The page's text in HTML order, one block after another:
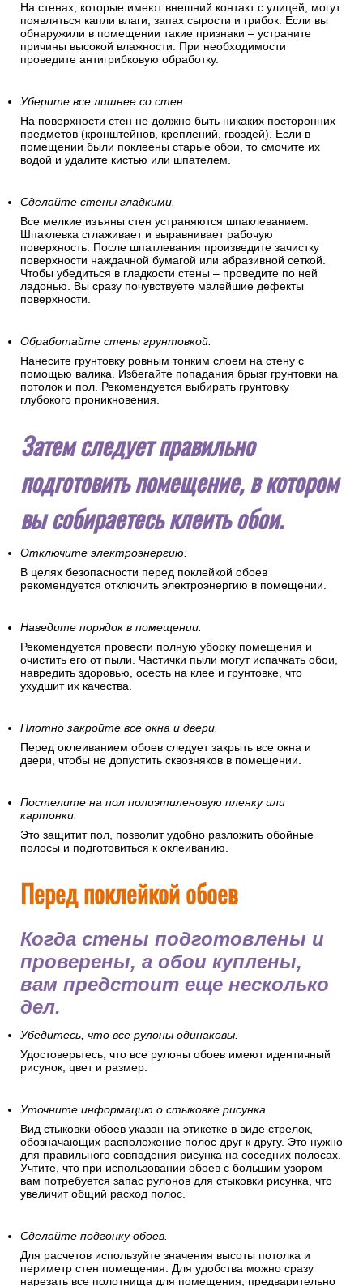
На стенах, которые имеют внешний контакт с улицей, могут
появляться капли влаги, запах сырости и грибок. Если вы
обнаружили в помещении такие признаки – устраните
причины высокой влажности. При необходимости
проведите антигрибковую обработку.
Уберите все лишнее со стен.
На поверхности стен не должно быть никаких посторонних
предметов (кронштейнов, креплений, гвоздей). Если в
помещении были поклеены старые обои, то смочите их
водой и удалите кистью или шпателем.
Сделайте стены гладкими.
Все мелкие изъяны стен устраняются шпаклеванием.
Шпаклевка сглаживает и выравнивает рабочую
поверхность. После шпатлевания произведите зачистку
поверхности наждачной бумагой или абразивной сеткой.
Чтобы убедиться в гладкости стены – проведите по ней
ладонью. Вы сразу почувствуете малейшие дефекты
поверхности.
Обработайте стены грунтовкой.
Нанесите грунтовку ровным тонким слоем на стену с
помощью валика. Избегайте попадания брызг грунтовки на
потолок и пол. Рекомендуется выбирать грунтовку
глубокого проникновения.
Затем следует правильно
подготовить помещение, в котором
вы собираетесь клеить обои.
Отключите электроэнергию.
В целях безопасности перед поклейкой обоев
рекомендуется отключить электроэнергию в помещении.
Наведите порядок в помещении.
Рекомендуется провести полную уборку помещения и
очистить его от пыли. Частички пыли могут испачкать обои,
навредить здоровью, осесть на клее и грунтовке, что
ухудшит их качества.
Плотно закройте все окна и двери.
Перед оклеиванием обоев следует закрыть все окна и
двери, чтобы не допустить сквозняков в помещении.
Постелите на пол полиэтиленовую пленку или
картонки.
Это защитит пол, позволит удобно разложить обойные
полосы и подготовиться к оклеиванию.
Перед поклейкой обоев
Когда стены подготовлены и
проверены, а обои куплены,
вам предстоит еще несколько
дел.
Убедитесь, что все рулоны одинаковы.
Удостоверьтесь, что все рулоны обоев имеют идентичный
рисунок, цвет и размер.
Уточните информацию о стыковке рисунка.
Вид стыковки обоев указан на этикетке в виде стрелок,
обозначающих расположение полос друг к другу. Это нужно
для правильного совпадения рисунка на соседних полосах.
Учтите, что при использовании обоев с большим узором
вам потребуется запас рулонов для стыковки рисунка, что
увеличит общий расход полос.
Сделайте подгонку обоев.
Для расчетов используйте значения высоты потолка и
периметр стен помещения. Для удобства можно сразу
нарезать все полотнища для помещения, предварительно